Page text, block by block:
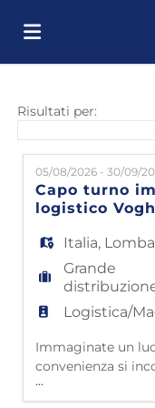
Offerte
lavoro
il
CV
Login
Lingua
Risultati per:
05/08/2026 - 30/09/
Capo turno
logistico
Italia,
Grande
Logistica/
Immaginate un
convenienza si
l'arredamento
Mondo
...